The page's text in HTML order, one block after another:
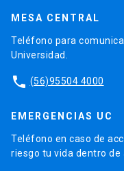
MESA CENTRAL
Teléfono para
Universidad.
phone (56)95504 4000
EMERGENCIAS UC
Teléfono en caso de
riesgo tu vida dentro de